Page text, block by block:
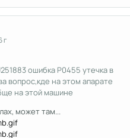
г
ошибка P0455 утечка в
вопрос,кде на этом апарате
на этой машине
может там...